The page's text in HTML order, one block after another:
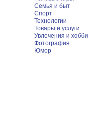
Семья и быт
Спорт
Технологии
Товары и услуги
Увлечения и хобби
Фотография
Юмор